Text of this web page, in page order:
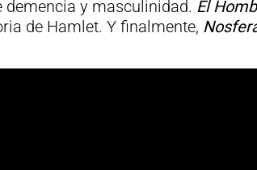
demencia y masculinidad. El
de Hamlet. Y finalmente,